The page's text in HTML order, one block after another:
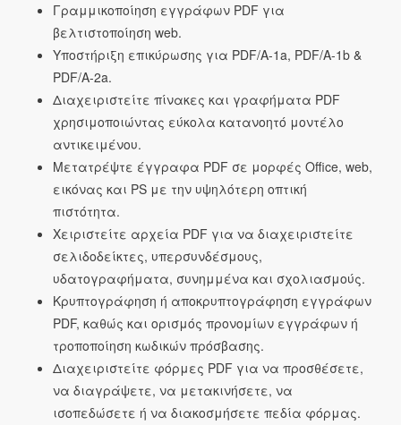
Γραμμικοποίηση εγγράφων PDF για
βελτιστοποίηση web.
Υποστήριξη επικύρωσης για PDF/A-1a, PDF/A-1b &
PDF/A-2a.
Διαχειριστείτε πίνακες και γραφήματα PDF
χρησιμοποιώντας εύκολα κατανοητό μοντέλο
αντικειμένου.
Μετατρέψτε έγγραφα PDF σε μορφές Office, web,
εικόνας και PS με την υψηλότερη οπτική
πιστότητα.
Χειριστείτε αρχεία PDF για να διαχειριστείτε
σελιδοδείκτες, υπερσυνδέσμους,
υδατογραφήματα, συνημμένα και σχολιασμούς.
Κρυπτογράφηση ή αποκρυπτογράφηση εγγράφων
PDF, καθώς και ορισμός προνομίων εγγράφων ή
τροποποίηση κωδικών πρόσβασης.
Διαχειριστείτε φόρμες PDF για να προσθέσετε,
να διαγράψετε, να μετακινήσετε, να
ισοπεδώσετε ή να διακοσμήσετε πεδία φόρμας.